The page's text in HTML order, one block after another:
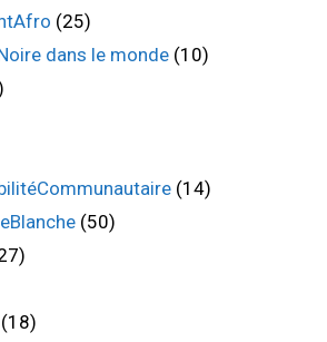
(25)
dans le monde(10)
(14)
(50)
(18)